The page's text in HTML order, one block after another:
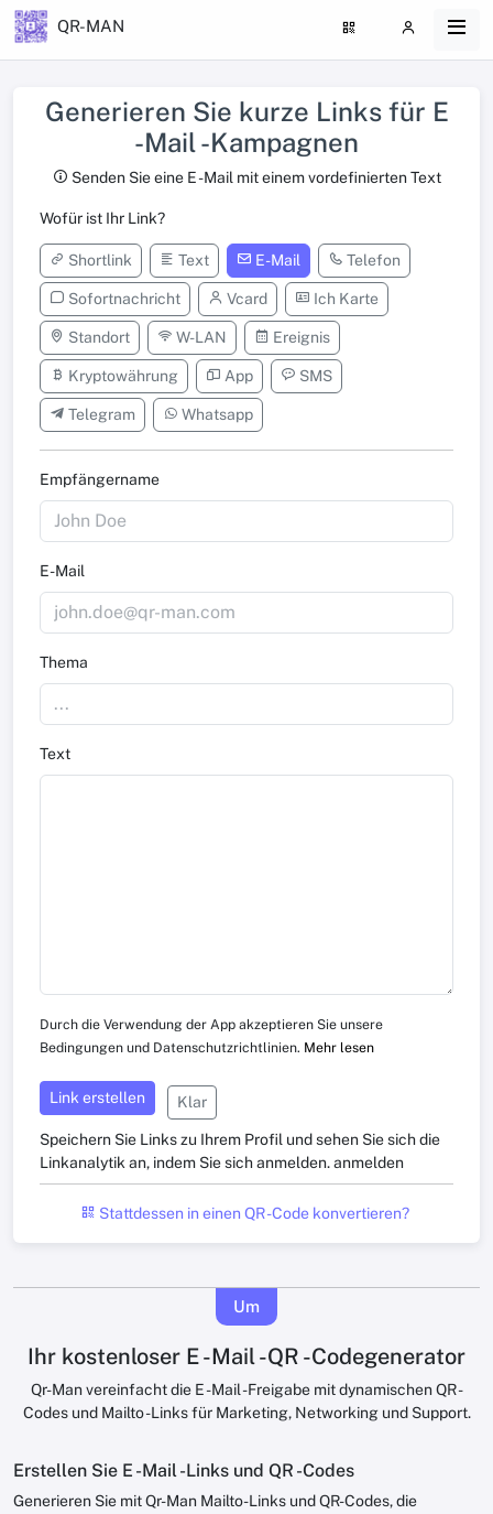
QR-MAN
Generieren Sie kurze Links für E
-Mail -Kampagnen
Senden Sie eine E -Mail mit einem vordefinierten Text
Wofür ist Ihr Link?
Shortlink Text E-Mail Telefon
Sofortnachricht Vcard Ich Karte
Standort W-LAN Ereignis
Kryptowährung App SMS
Telegram Whatsapp
Empfängername
E-Mail
Thema
Text
Durch die Verwendung der App akzeptieren Sie unsere
Bedingungen und Datenschutzrichtlinien. Mehr lesen
Link erstellen Klar
Speichern Sie Links zu Ihrem Profil und sehen Sie sich die
Linkanalytik an, indem Sie sich anmelden.anmelden
Stattdessen in einen QR -Code konvertieren?
Um
Ihr kostenloser E -Mail -QR -Codegenerator
Qr-Man vereinfacht die E -Mail -Freigabe mit dynamischen QR -
Codes und Mailto -Links für Marketing, Networking und Support.
Erstellen Sie E -Mail -Links und QR -Codes
Generieren Sie mit Qr-Man Mailto-Links und QR-Codes, die